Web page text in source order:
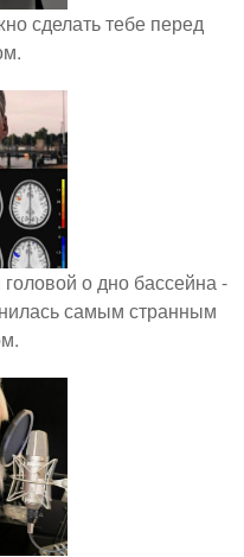
сделать тебе перед
о дно бассейна -
самым странным